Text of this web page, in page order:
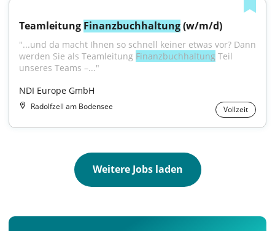
Teamleitung Finanzbuchhaltung (w/m/d)
"...und da macht Ihnen so schnell keiner etwas vor? Dann
werden Sie als Teamleitung Finanzbuchhaltung Teil
unseres Teams –..."
NDI Europe GmbH
Radolfzell am Bodensee Vollzeit
Weitere Jobs laden